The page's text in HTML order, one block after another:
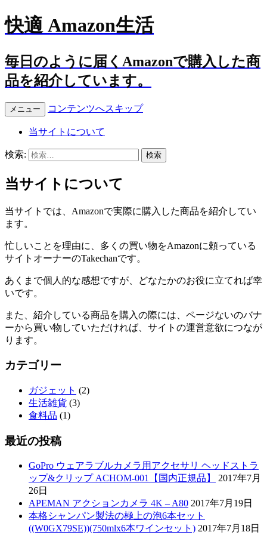
快適 Amazon生活
毎日のように届くAmazonで購入した商
品を紹介しています。
メニュー コンテンツへスキップ
当サイトについて
検索:
当サイトについて
当サイトでは、Amazonで実際に購入した商品を紹介してい
ます。
忙しいことを理由に、多くの買い物をAmazonに頼っている
サイトオーナーのTakechanです。
あくまで個人的な感想ですが、どなたかのお役に立てれば幸
いです。
また、紹介している商品を購入の際には、ページないのバナ
ーから買い物していただければ、サイトの運営意欲につなが
ります。
カテゴリー
ガジェット (2)
生活雑貨 (3)
食料品 (1)
最近の投稿
GoPro ウェアラブルカメラ用アクセサリ ヘッドストラ
ップ&クリップ ACHOM-001【国内正規品】
2017年7月
26日
APEMAN アクションカメラ 4K – A80 2017年7月19日
本格シャンパン製法の極上の泡6本セット
((W0GX79SE))(750mlx6本ワインセット) 2017年7月18日